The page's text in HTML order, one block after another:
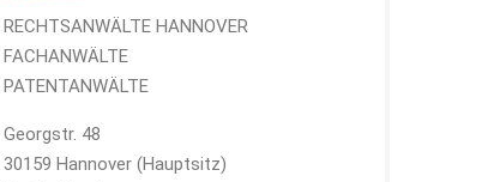
RECHTSANWÄLTE HANNOVER
FACHANWÄLTE
PATENTANWÄLTE
Georgstr. 48
30159 Hannover (Hauptsitz)